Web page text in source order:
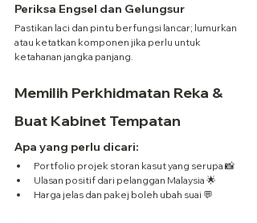
Periksa Engsel dan Gelungsur
Pastikan laci dan pintu berfungsi lancar; lumurkan
atau ketatkan komponen jika perlu untuk
ketahanan jangka panjang.
Memilih Perkhidmatan Reka &
Buat Kabinet Tempatan
Apa yang perlu dicari:
Portfolio projek storan kasut yang serupa 📸
Ulasan positif dari pelanggan Malaysia 🌟
Harga jelas dan pakej boleh ubah suai 💬